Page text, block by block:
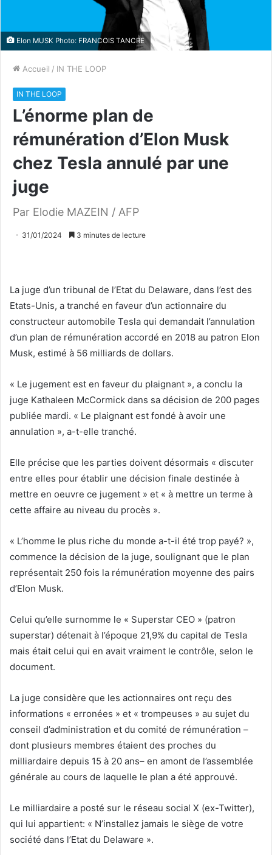
Elon MUSK Photo: FRANCOIS TANCRE
Accueil / IN THE LOOP
IN THE LOOP
L’énorme plan de
rémunération d’Elon Musk
chez Tesla annulé par une
juge
Par Elodie MAZEIN / AFP
31/01/2024 3 minutes de lecture
La juge d’un tribunal de l’Etat du Delaware, dans l’est des
Etats-Unis, a tranché en faveur d’un actionnaire du
constructeur automobile Tesla qui demandait l’annulation
d’un plan de rémunération accordé en 2018 au patron Elon
Musk, estimé à 56 milliards de dollars.
« Le jugement est en faveur du plaignant », a conclu la
juge Kathaleen McCormick dans sa décision de 200 pages
publiée mardi. « Le plaignant est fondé à avoir une
annulation », a-t-elle tranché.
Elle précise que les parties doivent désormais « discuter
entre elles pour établir une décision finale destinée à
mettre en oeuvre ce jugement » et « à mettre un terme à
cette affaire au niveau du procès ».
« L’homme le plus riche du monde a-t-il été trop payé? »,
commence la décision de la juge, soulignant que le plan
représentait 250 fois la rémunération moyenne des pairs
d’Elon Musk.
Celui qu’elle surnomme le « Superstar CEO » (patron
superstar) détenait à l’époque 21,9% du capital de Tesla
mais était celui qui en avait vraiment le contrôle, selon le
document.
La juge considère que les actionnaires ont reçu des
informations « erronées » et « trompeuses » au sujet du
conseil d’administration et du comité de rémunération –
dont plusieurs membres étaient des proches du
milliardaire depuis 15 à 20 ans– en amont de l’assemblée
générale au cours de laquelle le plan a été approuvé.
Le milliardaire a posté sur le réseau social X (ex-Twitter),
qui lui appartient: « N’installez jamais le siège de votre
société dans l’Etat du Delaware ».